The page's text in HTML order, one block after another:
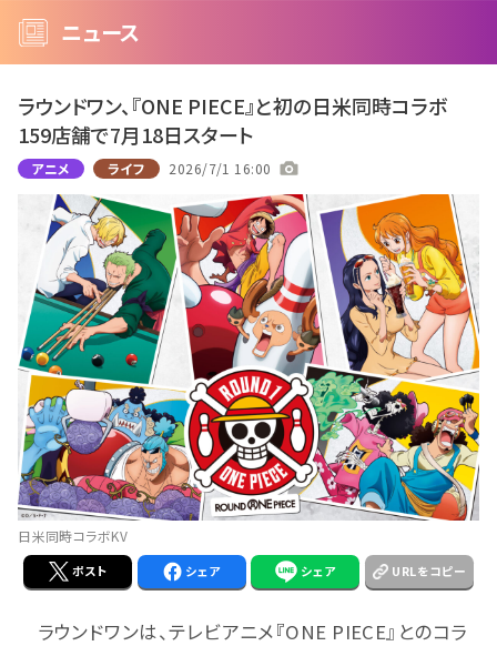
ニュース
ラウンドワン、『ONE PIECE』と初の日米同時コラボ
159店舗で7月18日スタート
アニメ ライフ 2026/7/1 16:00
日米同時コラボKV
ポスト シェア シェア URLをコピー
ラウンドワンは、テレビアニメ『ONE PIECE』とのコラ